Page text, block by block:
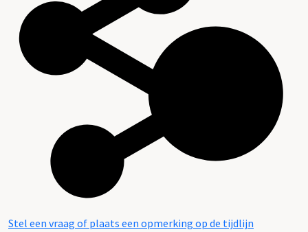
Stel een vraag of plaats een opmerking op de tijdlijn